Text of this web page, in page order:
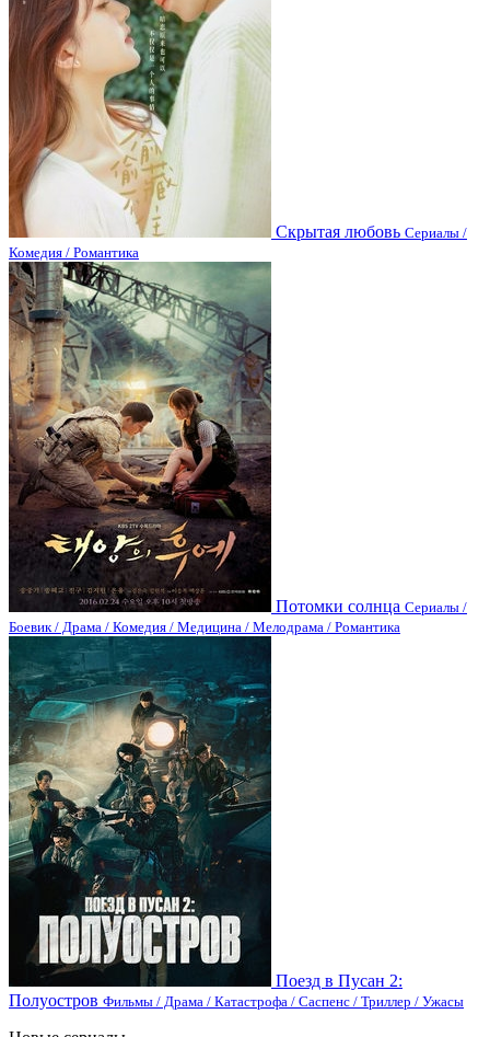
Скрытая любовь Сериалы /
Комедия / Романтика
Потомки солнца Сериалы /
Боевик / Драма / Комедия / Медицина / Мелодрама / Романтика
Поезд в Пусан 2:
Полуостров Фильмы / Драма / Катастрофа / Саспенс / Триллер / Ужасы